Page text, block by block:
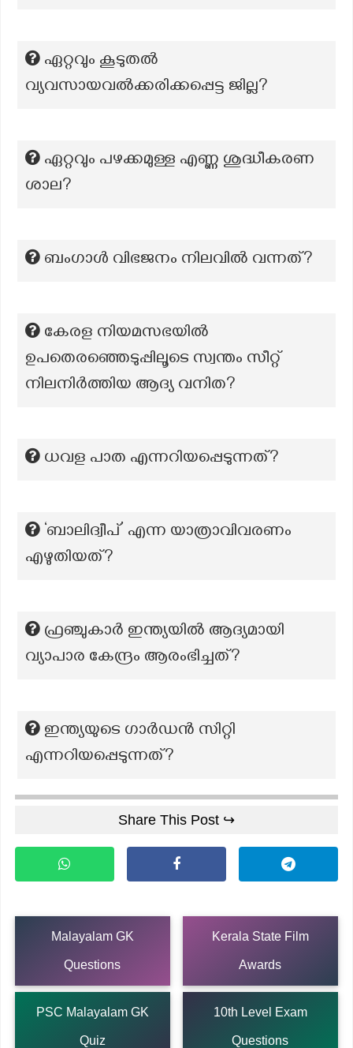
ഏറ്റവും കൂടുതൽ
വ്യവസായവൽക്കരിക്കപ്പെട്ട ജില്ല?
ഏറ്റവും പഴക്കമുള്ള എണ്ണ ശുദ്ധീകരണ
ശാല?
ബംഗാൾ വിഭജനം നിലവിൽ വന്നത്?
കേരള നിയമസഭയിൽ
ഉപതെരഞ്ഞെടുപ്പിലൂടെ സ്വന്തം സീറ്റ്
നിലനിർത്തിയ ആദ്യ വനിത?
ധവള പാത എന്നറിയപ്പെടുന്നത്?
‘ബാലിദ്വീപ്’ എന്ന യാത്രാവിവരണം
എഴുതിയത്?
ഫ്രഞ്ചുകാർ ഇന്ത്യയിൽ ആദ്യമായി
വ്യാപാര കേന്ദ്രം ആരംഭിച്ചത്?
ഇന്ത്യയുടെ ഗാർഡൻ സിറ്റി
എന്നറിയപ്പെടുന്നത്?
Share This Post ↪
Malayalam GK
Questions
Kerala State Film
Awards
PSC Malayalam GK
Quiz
10th Level Exam
Questions